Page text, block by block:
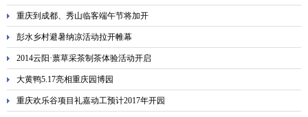
重庆到成都、秀山临客端午节将加开
彭水乡村避暑纳凉活动拉开帷幕
2014云阳·蔈草采茶制茶体验活动开启
大黄鸭5.17亮相重庆园博园
重庆欢乐谷项目礼嘉动工预计2017年开园